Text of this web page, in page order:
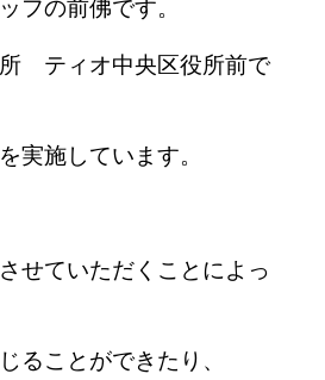
フの前佛です。
ティオ中央区役所前で
実施しています。
せていただくことによっ
ることができたり、